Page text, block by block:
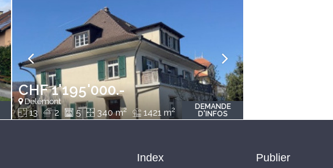
CHF 1'195'000.-
Delémont
13 2 5 340 m2 1421 m2
DEMANDE
D'INFOS
Index Publier